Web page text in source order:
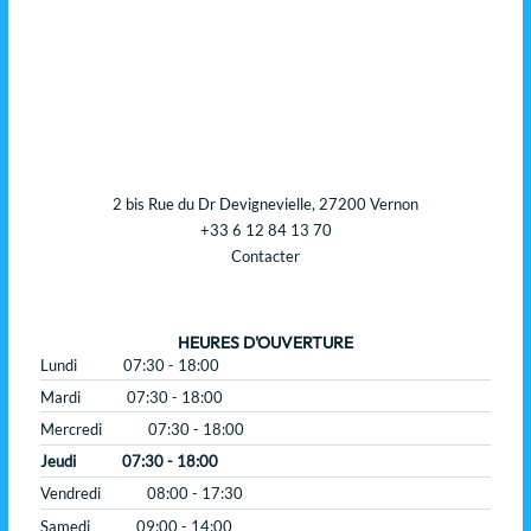
2 bis Rue du Dr Devignevielle, 27200 Vernon
+33 6 12 84 13 70
Contacter
HEURES D'OUVERTURE
Lundi
07:30 - 18:00
Mardi
07:30 - 18:00
Mercredi
07:30 - 18:00
Jeudi
07:30 - 18:00
Vendredi
08:00 - 17:30
Samedi
09:00 - 14:00